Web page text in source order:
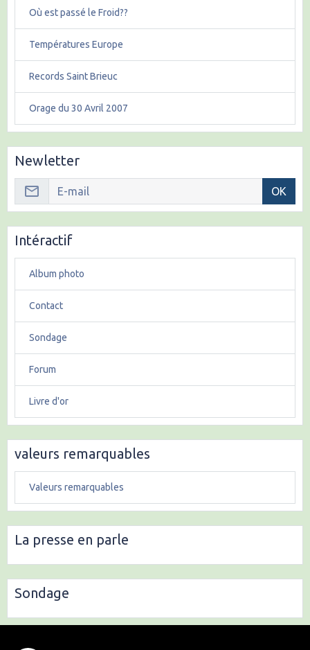
Où est passé le Froid??
Températures Europe
Records Saint Brieuc
Orage du 30 Avril 2007
Newletter
OK
Intéractif
Album photo
Contact
Sondage
Forum
Livre d'or
valeurs remarquables
Valeurs remarquables
La presse en parle
Sondage